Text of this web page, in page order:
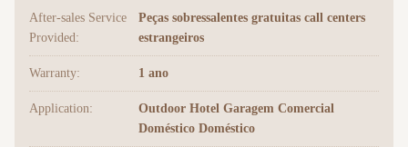
After-sales Service
Provided:
Peças sobressalentes gratuitas call centers
estrangeiros
Warranty: 1 ano
Application:
Outdoor Hotel Garagem Comercial
Doméstico Doméstico